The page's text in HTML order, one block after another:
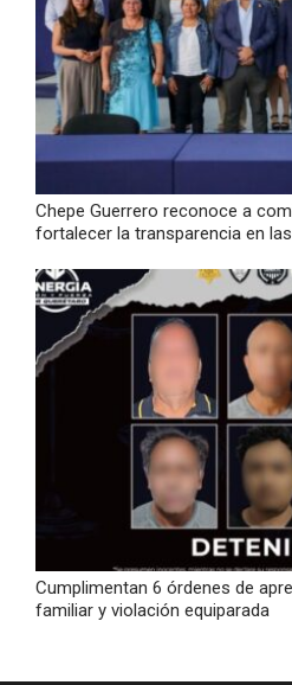
Chepe Guerrero reconoce a
fortalecer la transparencia en
Cumplimentan 6 órdenes de
familiar y violación equiparada